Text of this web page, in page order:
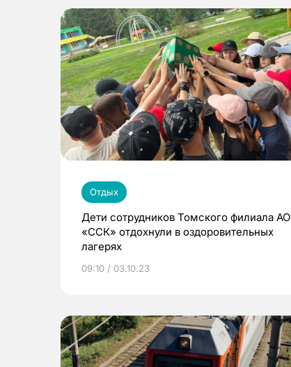
Отдых
Дети сотрудников Томского филиала АО
«ССК» отдохнули в оздоровительных
лагерях
09:10 / 03.10.23